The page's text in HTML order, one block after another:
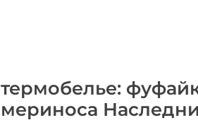
термобелье:
мериноса